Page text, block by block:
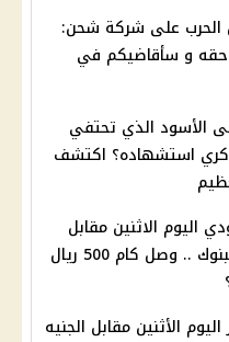
الحرب على شركة شحن:
حقه و سأقاضيكم في
الأسود الذي تحتفي
استشهاده؟ اكتشف
اليوم الاثنين مقابل
الجنيه المصري بالبنوك .. وصل كام 500 ريال
الأثنين مقابل الجنيه